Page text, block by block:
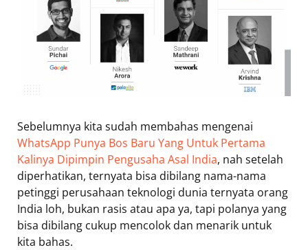
Sebelumnya kita sudah membahas mengenai
WhatsApp Punya Bos Baru Yang Untuk Pertama
Kalinya Dipimpin Pengusaha Asal India, nah setelah
diperhatikan, ternyata bisa dibilang nama-nama
petinggi perusahaan teknologi dunia ternyata orang
India loh, bukan rasis atau apa ya, tapi polanya yang
bisa dibilang cukup mencolok dan menarik untuk
kita bahas.